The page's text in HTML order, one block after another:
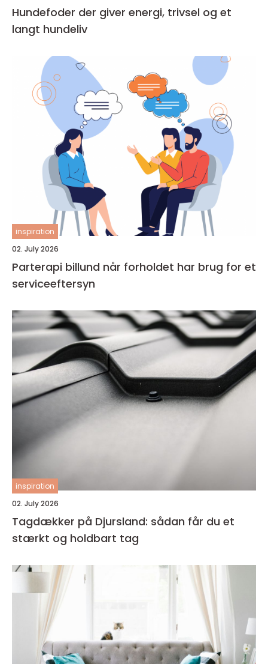
Hundefoder der giver energi, trivsel og et
langt hundeliv
inspiration
02. July 2026
Parterapi billund når forholdet har brug for et
serviceeftersyn
inspiration
02. July 2026
Tagdækker på Djursland: sådan får du et
stærkt og holdbart tag